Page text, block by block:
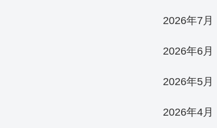
2026年7月
2026年6月
2026年5月
2026年4月